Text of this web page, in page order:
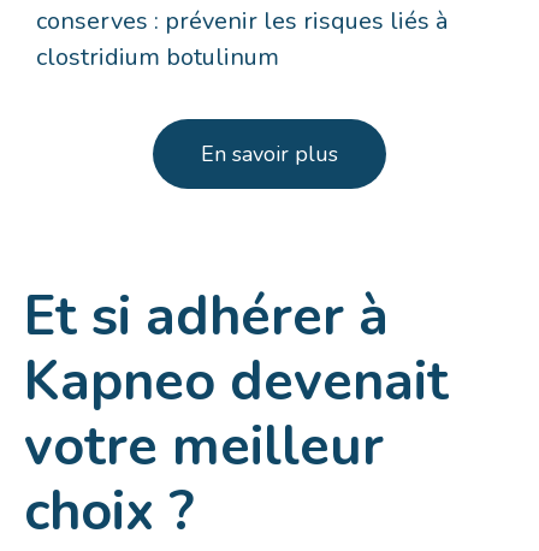
conserves : prévenir les risques liés à
clostridium botulinum
En savoir plus
Et si adhérer à
Kapneo devenait
votre meilleur
choix ?